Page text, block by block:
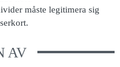
måste legitimera sig
AV